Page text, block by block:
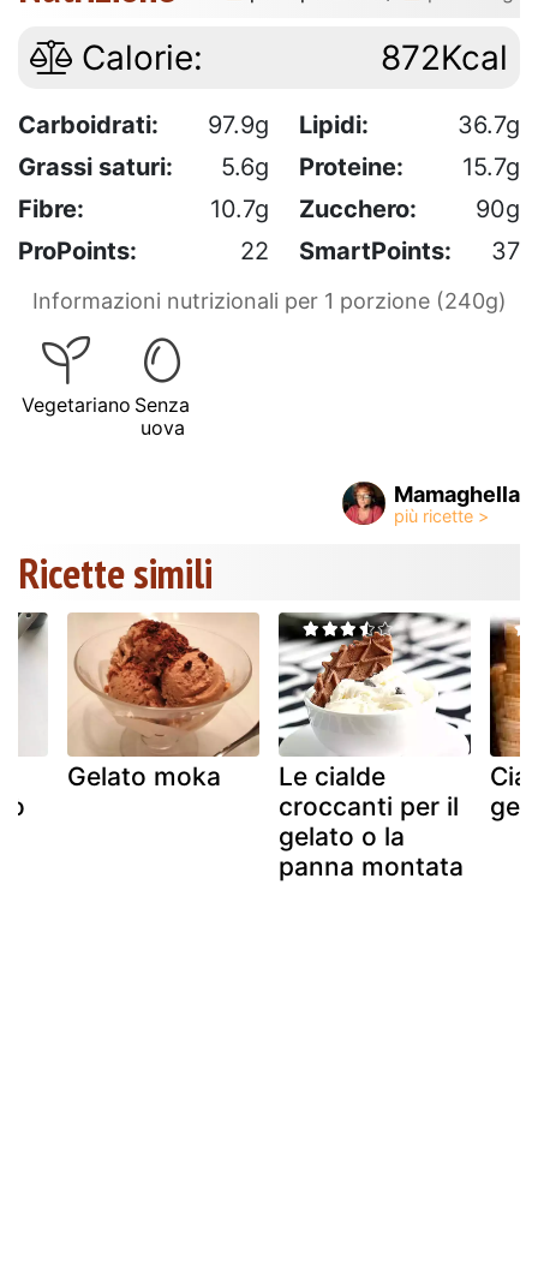
Calorie: 872Kcal
Carboidrati: 97.9g Lipidi:
36.7g
Grassi saturi:
5.6g Proteine:
15.7g
Fibre:
10.7g Zucchero:
90g
ProPoints:
22 SmartPoints: 37
Informazioni nutrizionali per 1 porzione (240g)
Vegetariano Senza
uova
Mamaghella
Ricette simili
Gelato moka
Le cialde
croccanti per il
gelato o la
panna montata